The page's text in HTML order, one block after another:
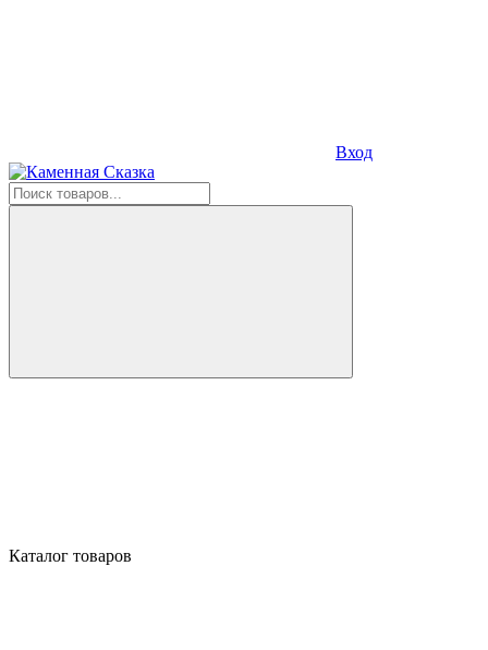
Вход
Каталог товаров